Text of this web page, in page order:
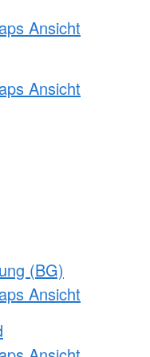
Ansicht
Ansicht
(BG)
Ansicht